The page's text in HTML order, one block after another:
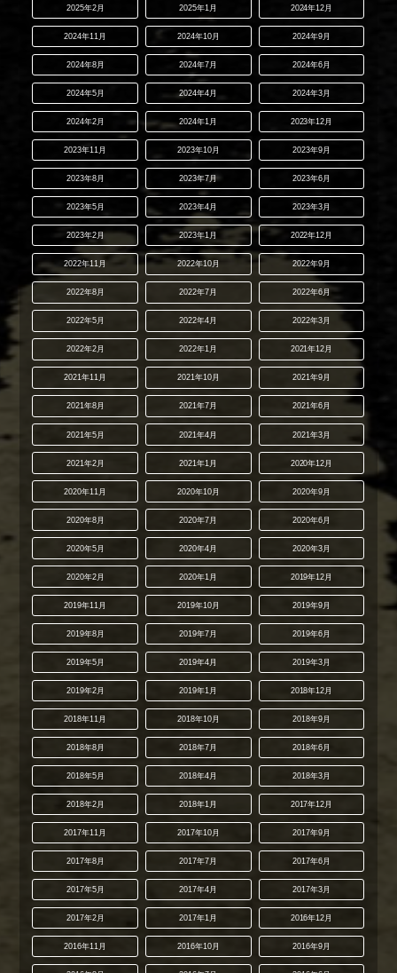
2025年2月 2025年1月 2024年12月
2024年11月 2024年10月 2024年9月
2024年8月 2024年7月 2024年6月
2024年5月 2024年4月 2024年3月
2024年2月 2024年1月 2023年12月
2023年11月 2023年10月 2023年9月
2023年8月 2023年7月 2023年6月
2023年5月 2023年4月 2023年3月
2023年2月 2023年1月 2022年12月
2022年11月 2022年10月 2022年9月
2022年8月 2022年7月 2022年6月
2022年5月 2022年4月 2022年3月
2022年2月 2022年1月 2021年12月
2021年11月 2021年10月 2021年9月
2021年8月 2021年7月 2021年6月
2021年5月 2021年4月 2021年3月
2021年2月 2021年1月 2020年12月
2020年11月 2020年10月 2020年9月
2020年8月 2020年7月 2020年6月
2020年5月 2020年4月 2020年3月
2020年2月 2020年1月 2019年12月
2019年11月 2019年10月 2019年9月
2019年8月 2019年7月 2019年6月
2019年5月 2019年4月 2019年3月
2019年2月 2019年1月 2018年12月
2018年11月 2018年10月 2018年9月
2018年8月 2018年7月 2018年6月
2018年5月 2018年4月 2018年3月
2018年2月 2018年1月 2017年12月
2017年11月 2017年10月 2017年9月
2017年8月 2017年7月 2017年6月
2017年5月 2017年4月 2017年3月
2017年2月 2017年1月 2016年12月
2016年11月 2016年10月 2016年9月